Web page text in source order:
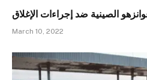
الصينية ضد إجراءات الإغلاق
March 10, 2022